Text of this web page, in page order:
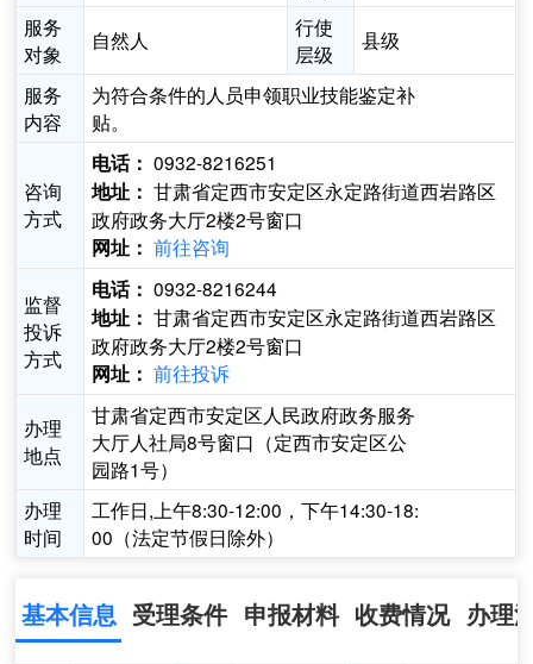
服务
对象
自然人
行使
层级
县级
服务
内容
为符合条件的人员申领职业技能鉴定补
贴。
咨询
方式
电话： 0932-8216251
地址： 甘肃省定西市安定区永定路街道西岩路区
政府政务大厅2楼2号窗口
网址： 前往咨询
监督
投诉
方式
电话： 0932-8216244
地址： 甘肃省定西市安定区永定路街道西岩路区
政府政务大厅2楼2号窗口
网址： 前往投诉
办理
地点
甘肃省定西市安定区人民政府政务服务
大厅人社局8号窗口（定西市安定区公
园路1号）
办理
时间
工作日,上午8:30-12:00，下午14:30-18:
00（法定节假日除外）
基本信息 受理条件 申报材料 收费情况 办理